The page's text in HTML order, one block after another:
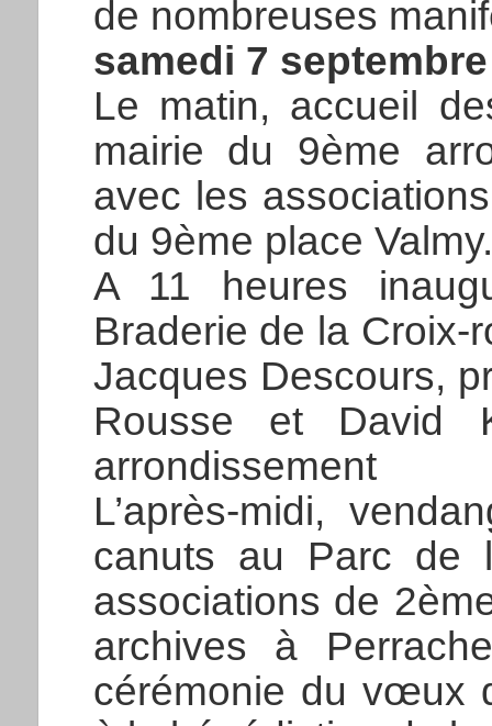
de nombreuses
samedi 7
Le matin, accueil
mairie du 9ème
avec les
du 9ème place
A 11 heures
Braderie de la Croix-
Jacques Descours,
Rousse et David
arrondissement
L’après-midi,
canuts au Parc de
associations de
archives à
cérémonie du vœux